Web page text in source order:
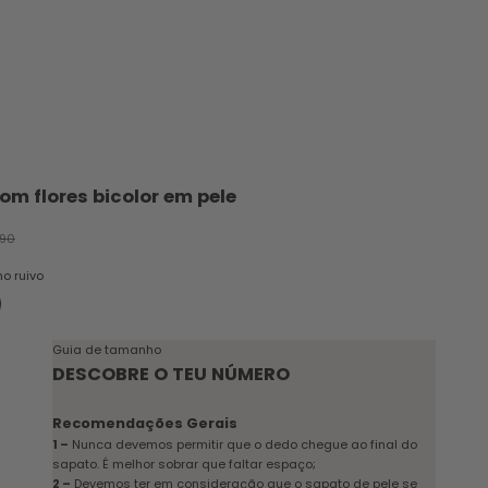
flores bicolor em pele
ruivo
ruivo
Guia de tamanho
DESCOBRE O TEU NÚMERO
Recomendações Gerais
1 – Nunca devemos permitir que o dedo chegue ao final do
sapato. É melhor sobrar que faltar espaço;
2 – Devemos ter em consideração que o sapato de pele se